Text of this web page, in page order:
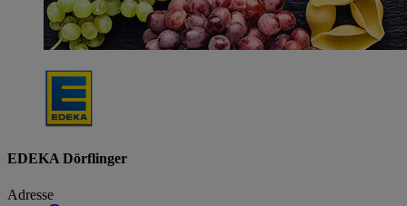
EDEKA Dörflinger
Adresse